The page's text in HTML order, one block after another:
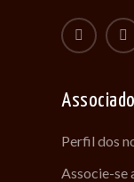
Perfil dos
Associe-se